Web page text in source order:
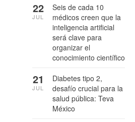
Seis de cada 10
médicos creen que la
inteligencia artificial
será clave para
organizar el
conocimiento científico
22
JUL
Diabetes tipo 2,
desafío crucial para la
salud pública: Teva
México
21
JUL